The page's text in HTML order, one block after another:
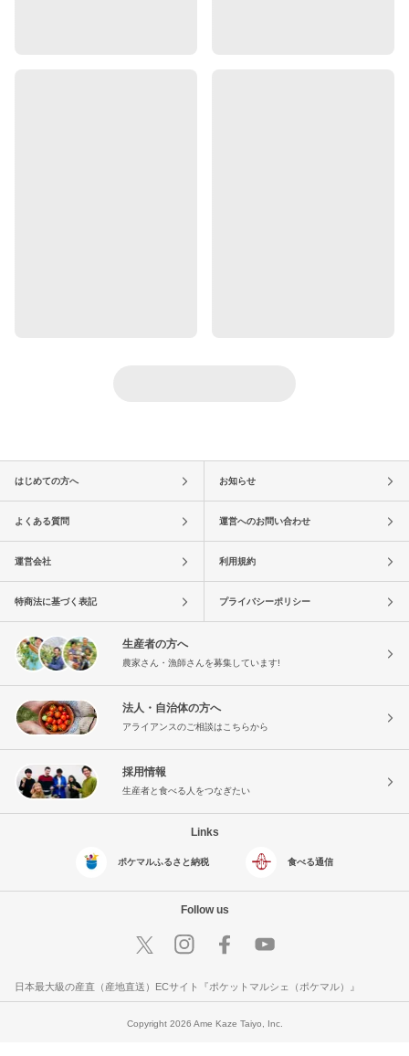
はじめての方へ お知らせ
よくある質問 運営へのお問い合わせ
運営会社 利用規約
特商法に基づく表記 プライバシーポリシー
生産者の方へ
農家さん・漁師さんを募集しています!
法人・自治体の方へ
アライアンスのご相談はこちらから
採用情報
生産者と食べる人をつなぎたい
Links
ポケマルふるさと納税 食べる通信
Follow us
日本最大級の産直（産地直送）ECサイト『ポケットマルシェ（ポケマル）』
Copyright 2026 Ame Kaze Taiyo, Inc.